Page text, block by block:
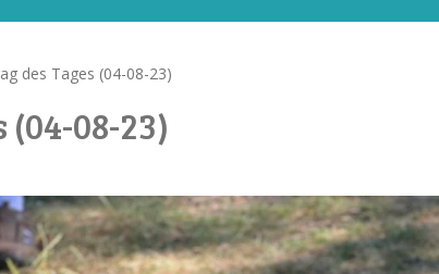
des Tages (04-08-23)
08-23)